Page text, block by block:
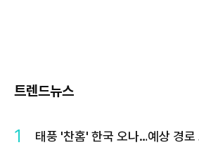
트렌드뉴스
1 태풍 '찬홈' 한국 오나…예상 경로